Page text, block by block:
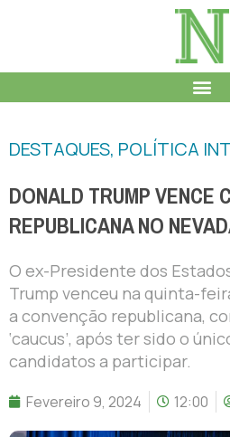
DESTAQUES, POLÍTICA
DONALD TRUMP VENCE
REPUBLICANA NO
O ex-Presidente dos
Trump venceu na quinta-
a convenção republicana,
‘caucus’, após ter sido o
candidatos a participar.
Fevereiro 9, 2024 12:00